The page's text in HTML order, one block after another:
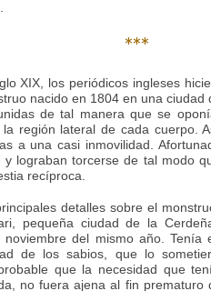
***
XIX, los periódicos ingleses
nacido en 1804 en una ciudad
de tal manera que se
región lateral de cada cuerpo.
a una casi inmovilidad.
y lograban torcerse de tal modo
recíproca.
detalles sobre el
pequeña ciudad de la
del mismo año. Tenía
de los sabios, que lo
que la necesidad que
no fuera ajena al fin prematuro